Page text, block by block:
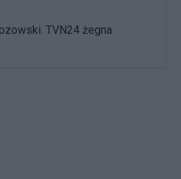
TVN24 żegna